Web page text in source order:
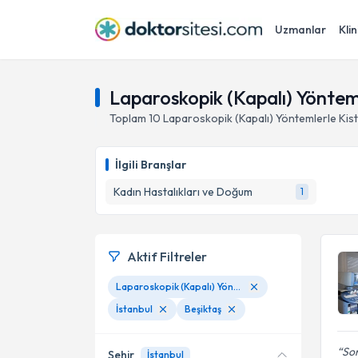
Uzmanlar
Laparoskopik (Kapalı)
Toplam 10 Laparoskopik (Kapalı) Yöntemlerle
İlgili Branşlar
Kadın Hastalıkları ve Doğum
1
Aktif Filtreler
Laparoskopik (Kapalı) Yöntemlerle Kist Ve Myom Ameliyatları
İstanbul
Beşiktaş
Şehir İstanbul